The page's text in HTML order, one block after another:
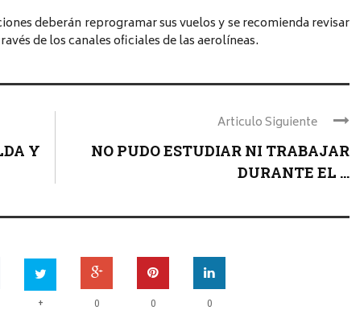
deberán reprogramar sus vuelos y se recomienda revisar
de los canales oficiales de las aerolíneas.
Y
Articulo Siguiente
NO PUDO ESTUDIAR NI TRABAJAR
DURANTE EL ...
+ 0 0 0